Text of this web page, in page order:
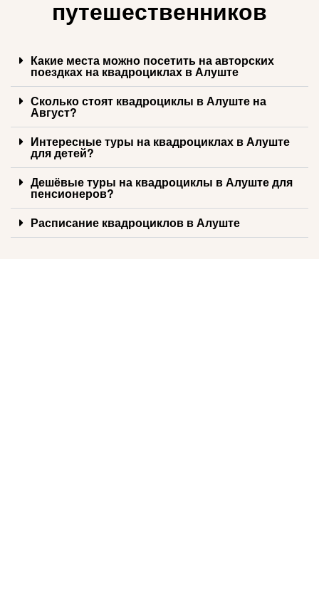
путешественников
Какие места можно посетить на авторских
поездках на квадроциклах в Алуште
Сколько стоят квадроциклы в Алуште на
Август?
Интересные туры на квадроциклах в Алуште
для детей?
Дешёвые туры на квадроциклы в Алуште для
пенсионеров?
Расписание квадроциклов в Алуште